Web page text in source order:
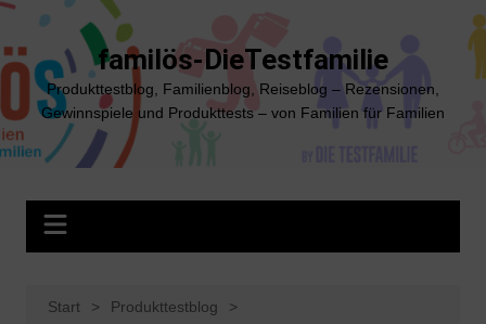
Zum
springen
familös-DieTestfamilie
Produkttestblog, Familienblog, Reiseblog – Rezensionen,
Gewinnspiele und Produkttests – von Familien für Familien
Start
Produkttestblog